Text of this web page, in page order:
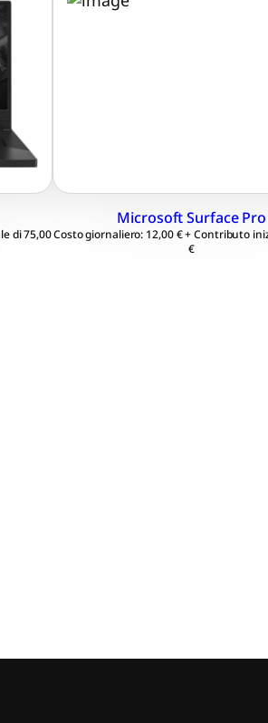
di 75,00
/
Microsoft Surface Pro
Costo giornaliero: 12,00 € + Contributo
€
Schermo PixelSense da